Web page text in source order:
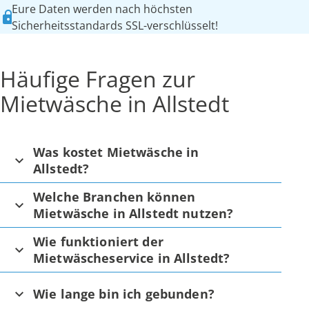
Eure Daten werden nach höchsten
Sicherheitsstandards SSL-verschlüsselt!
Häufige Fragen zur
Mietwäsche in Allstedt
Was kostet Mietwäsche in
Allstedt?
Welche Branchen können
Mietwäsche in Allstedt nutzen?
Wie funktioniert der
Mietwäscheservice in Allstedt?
Wie lange bin ich gebunden?